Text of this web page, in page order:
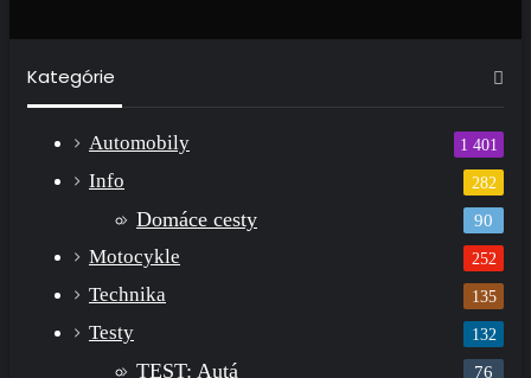
Kategórie
Automobily 1 401
Info 282
Domáce cesty 90
Motocykle 252
Technika 135
Testy 132
TEST: Autá 76